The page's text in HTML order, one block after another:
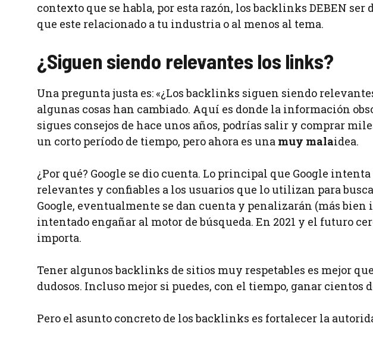
contexto que se habla, por esta razón, los backlinks DEBEN ser
que este relacionado a tu industria o al menos al tema.
¿Siguen siendo relevantes los links?
Una pregunta justa es: «¿Los backlinks siguen siendo
algunas cosas han cambiado. Aquí es donde la información
sigues consejos de hace unos años, podrías salir y comprar
un corto período de tiempo, pero ahora es una muy malaidea.
¿Por qué? Google se dio cuenta. Lo principal que Google
relevantes y confiables a los usuarios que lo utilizan para
Google, eventualmente se dan cuenta y penalizarán (más
intentado engañar al motor de búsqueda. En 2021 y el futuro
importa.
Tener algunos backlinks de sitios muy respetables es mejor
dudosos. Incluso mejor si puedes, con el tiempo, ganar cientos
Pero el asunto concreto de los backlinks es fortalecer la